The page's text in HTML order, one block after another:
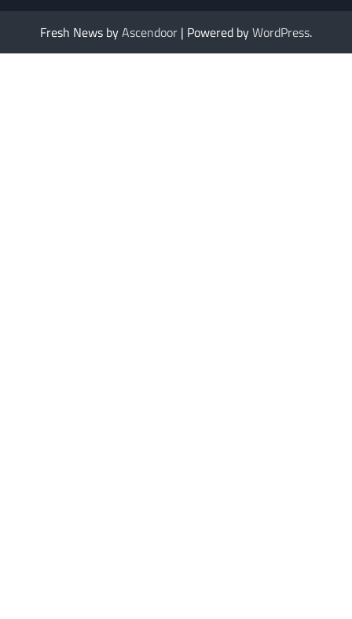
Fresh News byAscendoor | Powered byWordPress.